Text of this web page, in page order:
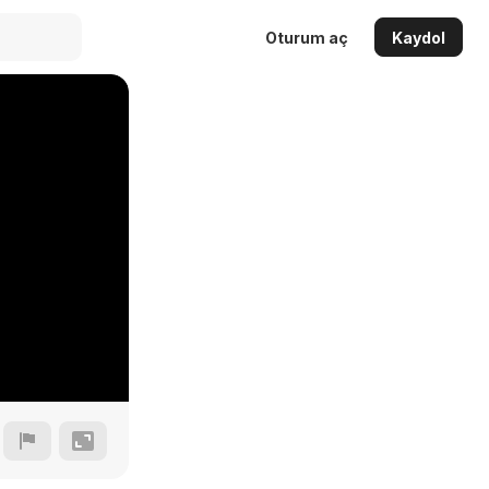
Oturum aç Kaydol